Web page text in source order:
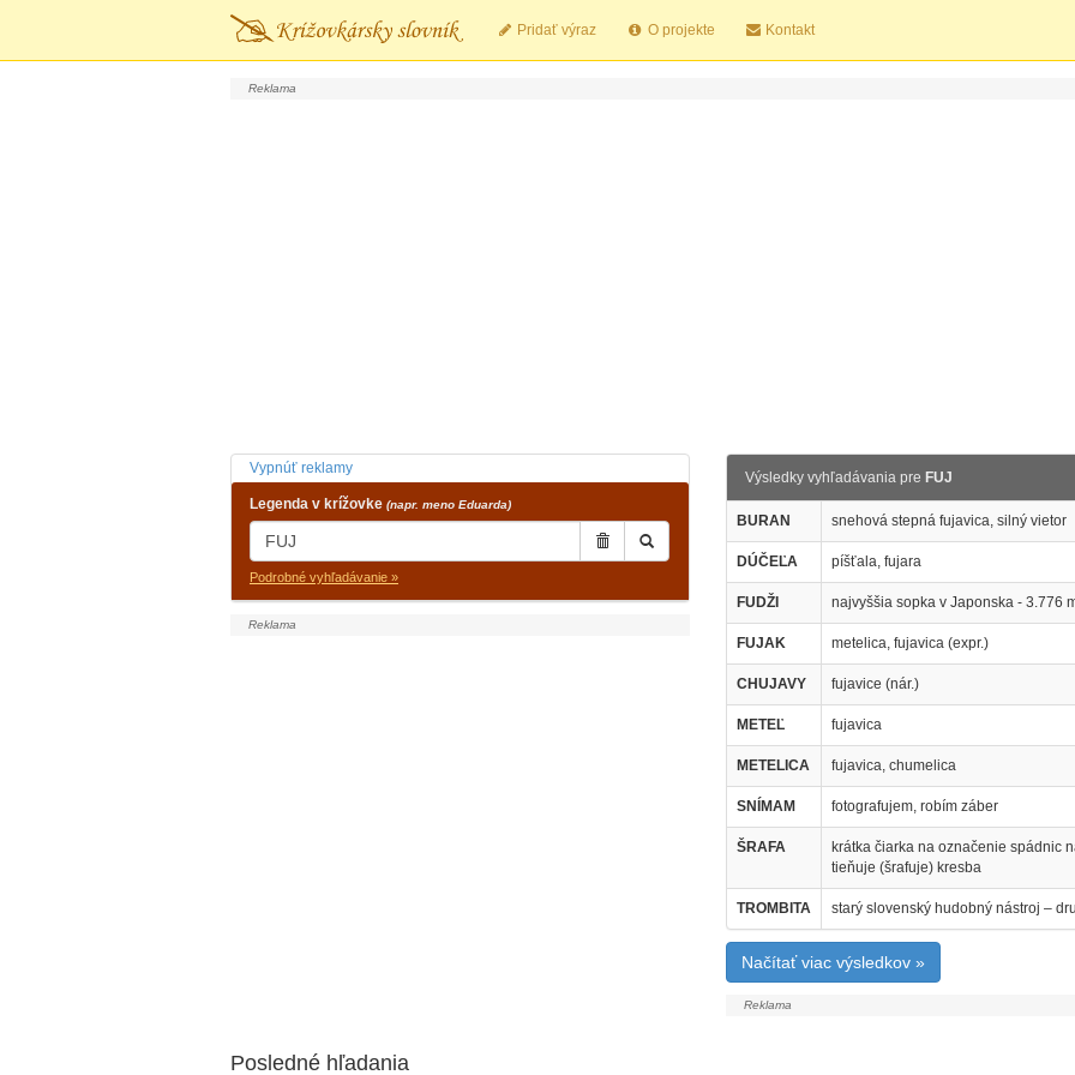
Pridať výraz O projekte Kontakt
Vypnúť reklamy
Legenda v krížovke (napr. meno Eduarda)
Podrobné vyhľadávanie »
Výsledky vyhľadávania pre FUJ
BURAN snehová stepná fujavica, silný vietor
DÚČEĽA píšťala, fujara
FUDŽI najvyššia sopka v Japonska - 3.776
FUJAK metelica, fujavica (expr.)
CHUJAVY fujavice (nár.)
METEĽ fujavica
METELICA fujavica, chumelica
SNÍMAM fotografujem, robím záber
ŠRAFA
krátka čiarka na označenie spádnic
tieňuje (šrafuje) kresba
TROMBITA starý slovenský hudobný nástroj –
Načítať viac výsledkov »
Posledné hľadania